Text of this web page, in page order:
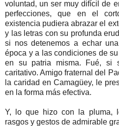
voluntad, un ser muy difícil de
perfecciones, que en el
existencia pudiera abrazar el
y las letras con su profunda
si nos detenemos a echar
época y a las condiciones de
en su patria misma. Fué, si
caritativo. Amigo fraternal del
la caridad en Camagüey, le
en la forma más efectiva.
Y, lo que hizo con la pluma,
rasgos y gestos de admirable